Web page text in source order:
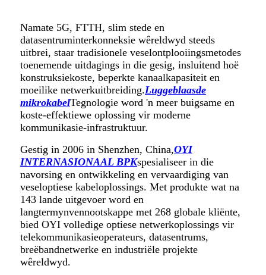
Namate 5G, FTTH, slim stede en
datasentruminterkonneksie wêreldwyd steeds
uitbrei, staar tradisionele veselontplooiingsmetodes
toenemende uitdagings in die gesig, insluitend hoë
konstruksiekoste, beperkte kanaalkapasiteit en
moeilike netwerkuitbreiding.Luggeblaasde
mikrokabelTegnologie word 'n meer buigsame en
koste-effektiewe oplossing vir moderne
kommunikasie-infrastruktuur.
Gestig in 2006 in Shenzhen, China,OYI
INTERNASIONAAL BPKspesialiseer in die
navorsing en ontwikkeling en vervaardiging van
veseloptiese kabeloplossings. Met produkte wat na
143 lande uitgevoer word en
langtermynvennootskappe met 268 globale kliënte,
bied OYI volledige optiese netwerkoplossings vir
telekommunikasieoperateurs, datasentrums,
breëbandnetwerke en industriële projekte
wêreldwyd.